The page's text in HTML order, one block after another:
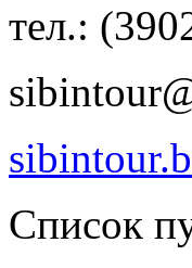
тел.:
Список